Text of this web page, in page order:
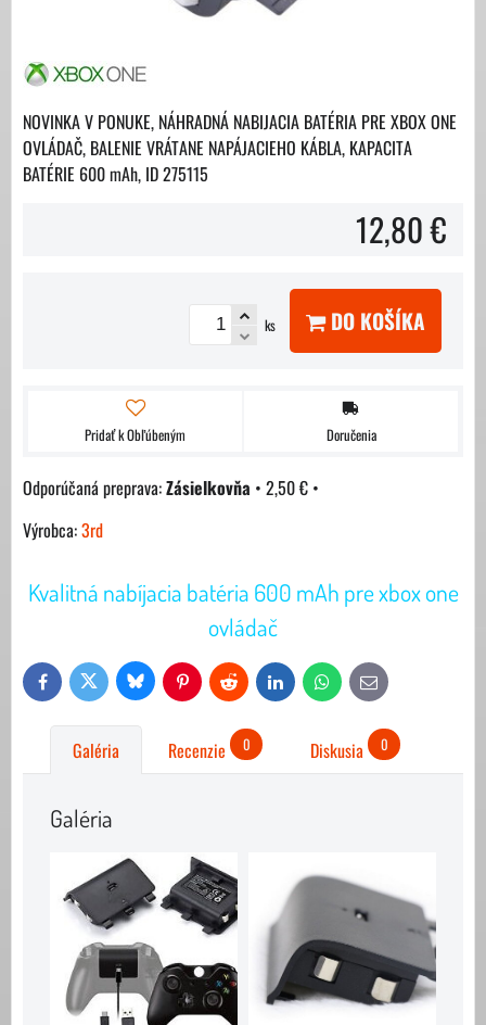
NOVINKA V PONUKE, NÁHRADNÁ NABIJACIA BATÉRIA PRE XBOX ONE
OVLÁDAČ, BALENIE VRÁTANE NAPÁJACIEHO KÁBLA, KAPACITA
BATÉRIE 600 mAh, ID 275115
12,80 €
ks DO KOŠÍKA
Pridať k Obľúbeným Doručenia
Zásielkovňa • 2,50 € •
Výrobca:3rd
Kvalitná nabíjacia batéria 600 mAh pre xbox one
ovládač
FacebookTwitter Bluesky PinterestReddit LinkedIn WhatsAppE-
mail
Galéria Recenzie 0 Diskusia 0
Galéria